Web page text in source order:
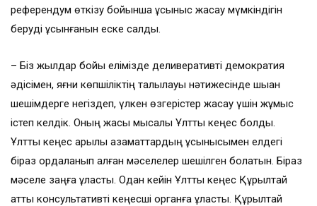
референдум өткізу бойынша ұсыныс жасау мүмкіндігін
беруді ұсынғанын еске салды.
– Біз жылдар бойы елімізде деливеративті демократия
әдісімен, яғни көпшіліктің талқылауы нәтижесінде шыққан
шешімдерге негіздеп, үлкен өзгерістер жасау үшін жұмыс
істеп келдік. Оның жақсы мысалы Ұлттық кеңес болды.
Ұлттық кеңес арқылы азаматтардың ұсынысымен елдегі
біраз қордаланып қалған мәселелер шешілген болатын. Біраз
мәселе заңға ұласты. Одан кейін Ұлттық кеңес Құрылтай
атты консультативті кеңесші органға ұласты. Құрылтай